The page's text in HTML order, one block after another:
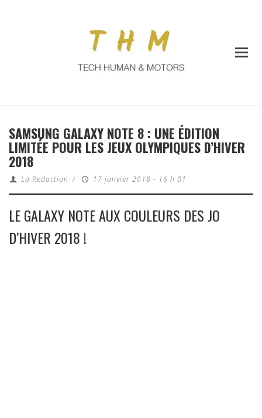
SAMSUNG GALAXY NOTE 8 : UNE ÉDITION
LIMITÉE POUR LES JEUX OLYMPIQUES D’HIVER
2018
La Redaction / 17 janvier 2018 - 16 h 01
LE GALAXY NOTE AUX COULEURS DES JO
D’HIVER 2018 !